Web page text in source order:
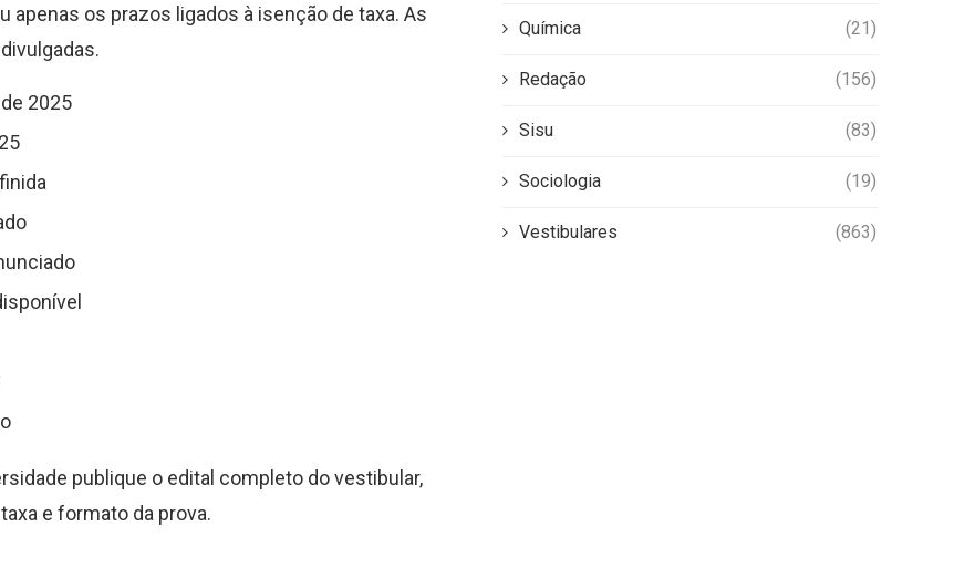
apenas os prazos ligados à isenção de taxa. As
2025
publique o edital completo do vestibular,
e formato da prova.
Química (21)
Redação (156)
Sisu (83)
Sociologia (19)
Vestibulares (863)